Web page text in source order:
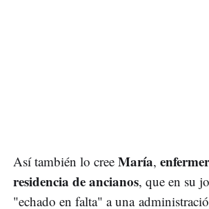
Así también lo cree María,
residencia de ancianos, que en su
"echado en falta" a una